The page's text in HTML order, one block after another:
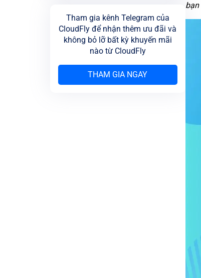
Tham gia kênh Telegram của
CloudFly để nhận thêm ưu đãi và
không bỏ lỡ bất kỳ khuyến mãi
nào từ CloudFly
THAM GIA NGAY
bạn